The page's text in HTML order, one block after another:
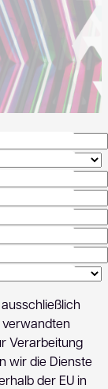
Verarbeitung
wir die Dienste
der EU in